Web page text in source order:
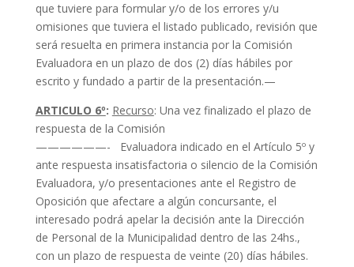
que tuviere para formular y/o de los errores y/u
omisiones que tuviera el listado publicado, revisión que
será resuelta en primera instancia por la Comisión
Evaluadora en un plazo de dos (2) días hábiles por
escrito y fundado a partir de la presentación.—
ARTICULO 6º: Recurso: Una vez finalizado el plazo de
respuesta de la Comisión
——————- Evaluadora indicado en el Artículo 5º y
ante respuesta insatisfactoria o silencio de la Comisión
Evaluadora, y/o presentaciones ante el Registro de
Oposición que afectare a algún concursante, el
interesado podrá apelar la decisión ante la Dirección
de Personal de la Municipalidad dentro de las 24hs.,
con un plazo de respuesta de veinte (20) días hábiles.